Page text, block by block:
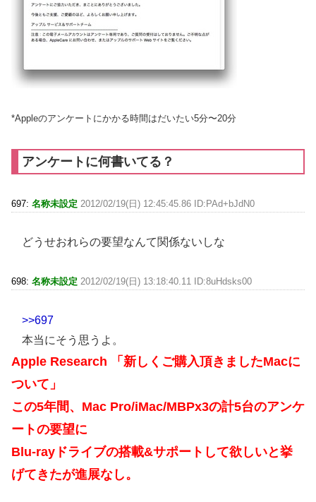
*Appleのアンケートにかかる時間はだいたい5分〜20分
アンケートに何書いてる？
697: 名称未設定 2012/02/19(日) 12:45:45.86 ID:PAd+bJdN0
どうせおれらの要望なんて関係ないしな
698: 名称未設定 2012/02/19(日) 13:18:40.11 ID:8uHdsks00
>>697
本当にそう思うよ。
Apple Research 「新しくご購入頂きましたMacに
ついて」
この5年間、Mac Pro/iMac/MBPx3の計5台のアンケ
ートの要望に
Blu-rayドライブの搭載&サポートして欲しいと挙
げてきたが進展なし。